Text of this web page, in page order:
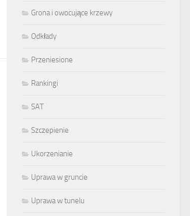
Grona i owocujące krzewy
Odkłady
Przeniesione
Rankingi
SAT
Szczepienie
Ukorzenianie
Uprawa w gruncie
Uprawa w tunelu